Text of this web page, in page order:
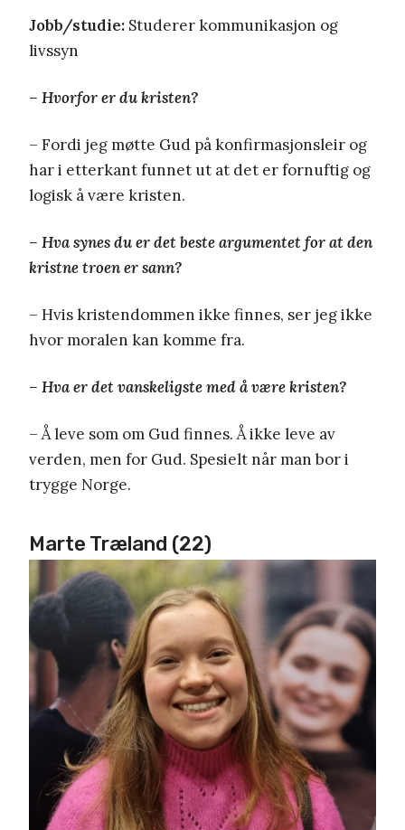
Jobb/studie: Studerer kommunikasjon og
livssyn
– Hvorfor er du kristen?
– Fordi jeg møtte Gud på konfirmasjonsleir og
har i etterkant funnet ut at det er fornuftig og
logisk å være kristen.
– Hva synes du er det beste argumentet for at den
kristne troen er sann?
– Hvis kristendommen ikke finnes, ser jeg ikke
hvor moralen kan komme fra.
– Hva er det vanskeligste med å være kristen?
– Å leve som om Gud finnes. Å ikke leve av
verden, men for Gud. Spesielt når man bor i
trygge Norge.
Marte Træland (22)